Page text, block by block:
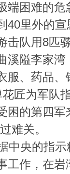
端困难的
40里外的
击队用8匹
溪隘李家
服、药品
匠为军队
困的第四军
难关。
中央的指
工作，在